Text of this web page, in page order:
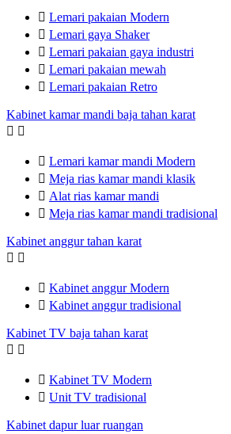
 Lemari pakaian Modern
 Lemari gaya Shaker
 Lemari pakaian gaya industri
 Lemari pakaian mewah
 Lemari pakaian Retro
Kabinet kamar mandi baja tahan karat
 
 Lemari kamar mandi Modern
 Meja rias kamar mandi klasik
 Alat rias kamar mandi
 Meja rias kamar mandi tradisional
Kabinet anggur tahan karat
 
 Kabinet anggur Modern
 Kabinet anggur tradisional
Kabinet TV baja tahan karat
 
 Kabinet TV Modern
 Unit TV tradisional
Kabinet dapur luar ruangan